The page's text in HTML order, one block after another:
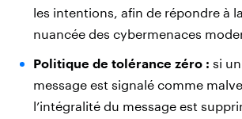
les intentions, afin de répondre à
nuancée des cybermenaces
Politique de tolérance zéro : si
message est signalé comme
l’intégralité du message est